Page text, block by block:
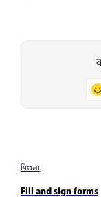
पिछला
Fill and sign forms